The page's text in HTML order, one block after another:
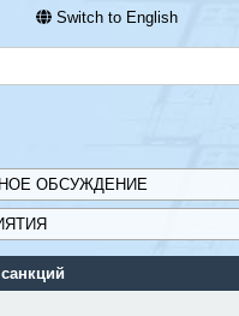
Switch to English
ОБСУЖДЕНИЕ